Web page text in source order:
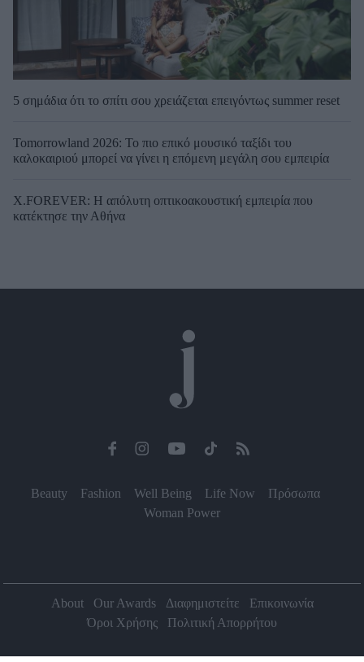
5 σημάδια ότι το σπίτι σου χρειάζεται επειγόντως summer reset
Tomorrowland 2026: Το πιο επικό μουσικό ταξίδι του
καλοκαιριού μπορεί να γίνει η επόμενη μεγάλη σου εμπειρία
X.FOREVER: Η απόλυτη οπτικοακουστική εμπειρία που
κατέκτησε την Αθήνα
Beauty Fashion Well Being Life Now
Πρόσωπα
Woman Power
About Our Awards Διαφημιστείτε
Επικοινωνία
Όροι Χρήσης
Πολιτική Απορρήτου